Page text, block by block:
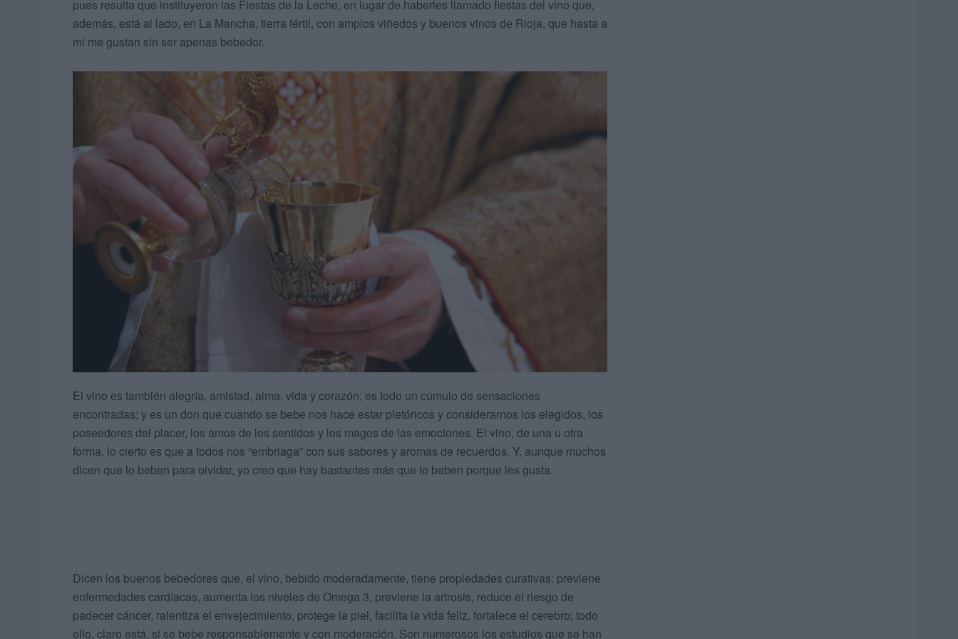
pues resulta que instituyeron las Fiestas de la Leche, en lugar de haberles llamado fiestas del vino que,
además, está al lado, en La Mancha, tierra fértil, con amplos viñedos y buenos vinos de Rioja, que hasta a
mí me gustan sin ser apenas bebedor.
El vino es también alegría, amistad, alma, vida y corazón; es todo un cúmulo de sensaciones
encontradas; y es un don que cuando se bebe nos hace estar pletóricos y considerarnos los elegidos, los
poseedores del placer, los amos de los sentidos y los magos de las emociones. El vino, de una u otra
forma, lo cierto es que a todos nos “embriaga” con sus sabores y aromas de recuerdos. Y, aunque muchos
dicen que lo beben para olvidar, yo creo que hay bastantes más que lo beben porque les gusta.
Dicen los buenos bebedores que, el vino, bebido moderadamente, tiene propiedades curativas: previene
enfermedades cardíacas, aumenta los niveles de Omega 3, previene la artrosis, reduce el riesgo de
padecer cáncer, ralentiza el envejecimiento, protege la piel, facilita la vida feliz, fortalece el cerebro; todo
ello, claro está, si se bebe responsablemente y con moderación. Son numerosos los estudios que se han